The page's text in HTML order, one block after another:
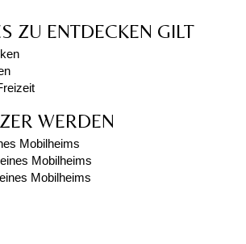
ZU ENTDECKEN GILT
WERDEN
Mobilheims
Mobilheims
Mobilheims